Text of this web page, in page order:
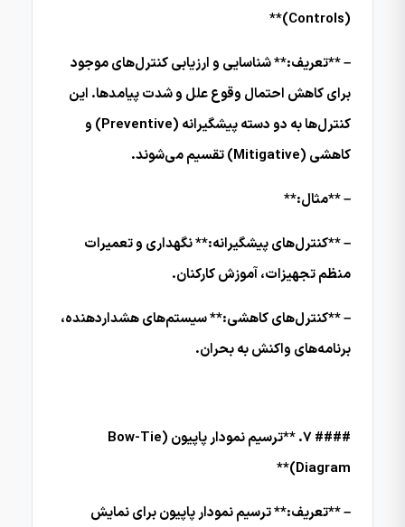
(Controls)**
– **تعریف:** شناسایی و ارزیابی کنترل‌های موجود
برای کاهش احتمال وقوع علل و شدت پیامدها. این
کنترل‌ها به دو دسته پیشگیرانه (Preventive) و
کاهشی (Mitigative) تقسیم می‌شوند.
– **مثال:**
– **کنترل‌های پیشگیرانه:** نگهداری و تعمیرات
منظم تجهیزات، آموزش کارکنان.
– **کنترل‌های کاهشی:** سیستم‌های هشداردهنده،
برنامه‌های واکنش به بحران.
#### 7. **ترسیم نمودار پاپیون (Bow-Tie
Diagram)**
– **تعریف:** ترسیم نمودار پاپیون برای نمایش